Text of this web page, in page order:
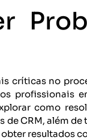
críticas no
profissionais
como
CRM, além
resultados